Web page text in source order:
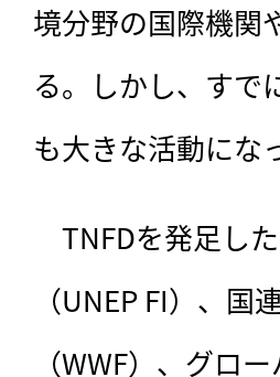
境分野の国際機関
る。しかし、すで
も大きな活動にな
TNFDを発足し
（UNEP FI）、
（WWF）、グロ